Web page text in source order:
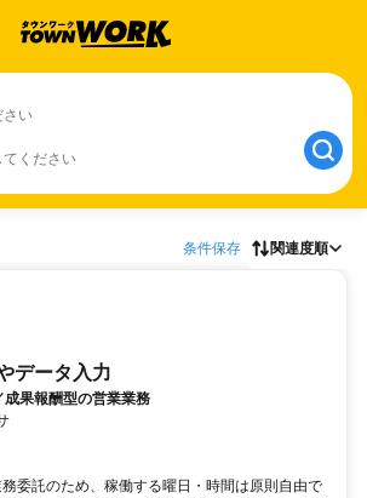
さい
てください
条件保存 関連度順
データ入力
果報酬型の営業業務
委託のため、稼働する曜日・時間は原則自由で